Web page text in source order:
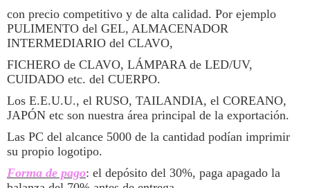
con precio competitivo y de alta calidad. Por ejemplo
PULIMENTO del GEL, ALMACENADOR
INTERMEDIARIO del CLAVO,
FICHERO de CLAVO, LÁMPARA de LED/UV,
CUIDADO etc. del CUERPO.
Los E.E.U.U., el RUSO, TAILANDIA, el COREANO,
JAPÓN etc son nuestra área principal de la exportación.
Las PC del alcance 5000 de la cantidad podían imprimir
su propio logotipo.
Forma de pago: el depósito del 30%, paga apagado la